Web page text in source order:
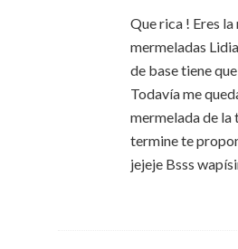
Que rica ! Eres la
mermeladas
de base tiene
Todavía me
mermelada de la
termine te
jejeje Bsss